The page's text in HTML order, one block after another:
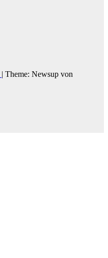
| Theme: Newsup von